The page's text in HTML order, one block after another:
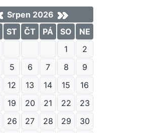
Srpen 2026
ST ČT PÁ SO
NE
1
2
5 6 7 8
9
12 13 14 15
16
19 20 21 22
23
26 27 28 29
30